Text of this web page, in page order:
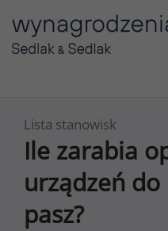
Lista stanowisk
Ile zarabia
urządzeń
pasz?